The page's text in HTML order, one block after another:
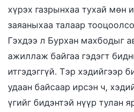
хүрэх газрынхаа тухай мөн
заяаныхаа талаар
Гэхдээ л Бурхан махбодыг
ажиллаж байгаа гэдэгт
итгэдэггүй. Тэр хэдийгээр
удаан байсаар ирсэн ч,
үгийг бидэнтэй нүүр тулан